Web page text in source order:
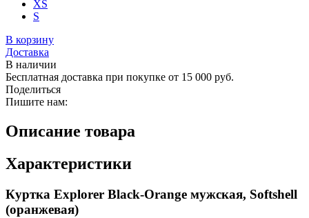
XS
S
В корзину
Доставка
В наличии
Бесплатная доставка при покупке от 15 000 руб.
Поделиться
Пишите нам:
Описание товара
Характеристики
Куртка Explorer Black-Orange мужская, Softshell
(оранжевая)